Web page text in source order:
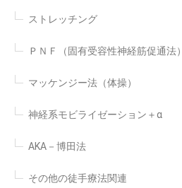
ストレッチング
ＰＮＦ（固有受容性神経筋促通法）
マッケンジー法（体操）
神経系モビライゼーション＋α
AKA－博田法
その他の徒手療法関連